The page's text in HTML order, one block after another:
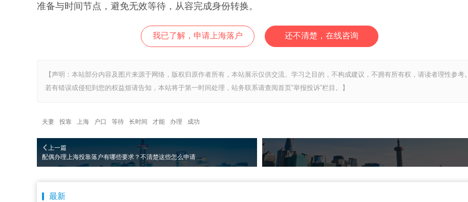
准备与时间节点，避免无效等待，从容完成身份转换。
我已了解，申请上海落户 还不清楚，在线咨询
【声明：本站部分内容及图片来源于网络，版权归原作者所有，本站展示仅供交流、学习之目的，不构成建议，不拥有所有权，请读者理性参考。
若有错误或侵犯到您的权益烦请告知，本站将于第一时间处理，站务联系请查阅首页“举报投诉”栏目。】
夫妻 投靠 上海 户口 等待 长时间 才能 办理 成功
上一篇
配偶办理上海投靠落户有哪些要求？不清楚这些怎么申请
最新